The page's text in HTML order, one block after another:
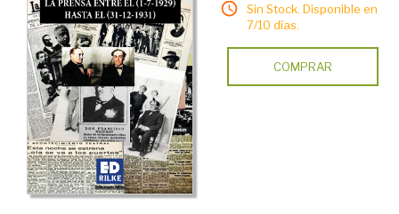
Sin Stock. Disponible en
7/10 días.
COMPRAR